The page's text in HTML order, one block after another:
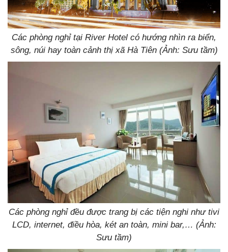
Các phòng nghỉ tại River Hotel có hướng nhìn ra biển,
sông, núi hay toàn cảnh thị xã Hà Tiên (Ảnh: Sưu tầm)
Các phòng nghỉ đều được trang bị các tiện nghi như tivi
LCD, internet, điều hòa, két an toàn, mini bar,… (Ảnh:
Sưu tầm)